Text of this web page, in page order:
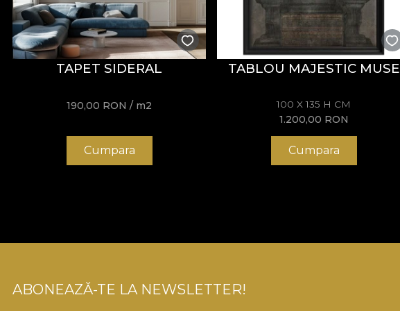
TAPET SIDERAL
190,00 RON / m2
Cumpara
TABLOU MAJESTIC MUSE
100 X 135 H CM
1.200,00 RON
Cumpara
ABONEAZĂ-TE LA NEWSLETTER!